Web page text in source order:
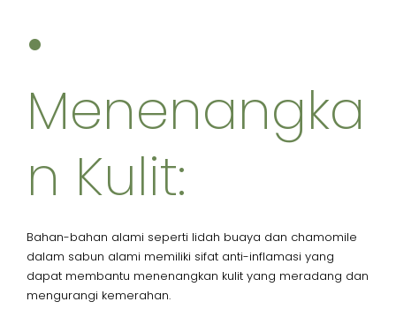
•
Menenangka
n Kulit:
Bahan-bahan alami seperti lidah buaya dan chamomile
dalam sabun alami memiliki sifat anti-inflamasi yang
dapat membantu menenangkan kulit yang meradang dan
mengurangi kemerahan.